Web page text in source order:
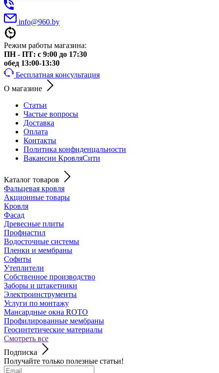
info@960.by
Режим работы магазина:
ПН - ПТ: с 9:00 до 17:30
обед 13:00-13:30
Бесплатная консультация
О магазине
Статьи
Частые вопросы
Доставка
Оплата
Контакты
Политика конфиденцальности
Вакансии КровляСити
Каталог товаров
Фальцевая кровля
Акционные товары
Кровля
Фасад
Древесные плиты
Профнастил
Водосточные системы
Пленки и мембраны
Софиты
Утеплители
Собственное производство
Заборы и штакетники
Электроинструменты
Услуги по монтажу
Мансардные окна ROTO
Профилированные мембраны
Геосинтетические материалы
Смотреть все
Подписка
Получайте только полезные статьи!